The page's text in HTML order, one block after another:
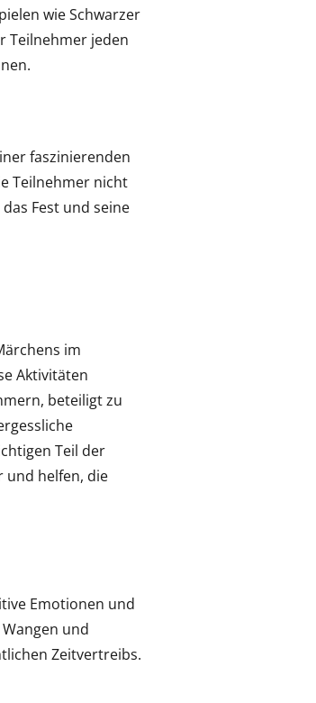
wie Schwarzer
Teilnehmer jeden
faszinierenden
Teilnehmer nicht
Fest und seine
im
Aktivitäten
beteiligt zu
Teil der
und helfen, die
Emotionen und
und
Zeitvertreibs.